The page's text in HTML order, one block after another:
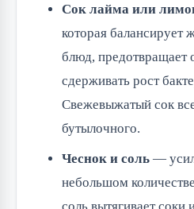
Сок лайма или
которая балансирует
блюд, предотвращает
сдерживать рост
Свежевыжатый сок
бутылочного.
Чеснок и соль —
небольшом
соль вытягивает соки